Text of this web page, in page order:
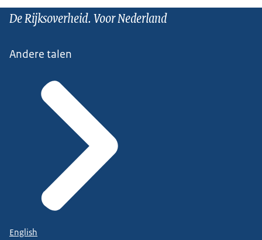
De Rijksoverheid. Voor Nederland
Andere talen
English